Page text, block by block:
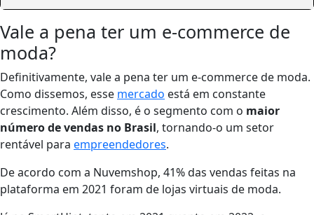
Vale a pena ter um e-commerce de
moda?
Definitivamente, vale a pena ter um e-commerce de moda.
Como dissemos, esse mercado está em constante
crescimento. Além disso, é o segmento com o maior
número de vendas no Brasil, tornando-o um setor
rentável para empreendedores.
De acordo com a Nuvemshop, 41% das vendas feitas na
plataforma em 2021 foram de lojas virtuais de moda.